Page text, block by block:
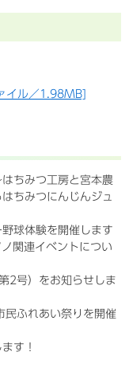
イル／1.98MB]
ちみつ工房と宮本農
ちみつにんじんジュ
球体験を開催します
関連イベントについ
2号）をお知らせしま
民ふれあい祭りを開催
す！